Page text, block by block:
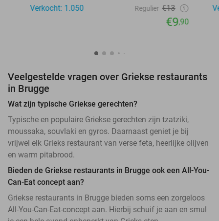
Verkocht: 1.050
Regulier €13
€9,90
Veelgestelde vragen over Griekse restaurants
in Brugge
Wat zijn typische Griekse gerechten?
Typische en populaire Griekse gerechten zijn tzatziki,
moussaka, souvlaki en gyros. Daarnaast geniet je bij
vrijwel elk Grieks restaurant van verse feta, heerlijke olijven
en warm pitabrood.
Bieden de Griekse restaurants in Brugge ook een All-You-
Can-Eat concept aan?
Griekse restaurants in Brugge bieden soms een zorgeloos
All-You-Can-Eat-concept aan. Hierbij schuif je aan en smul